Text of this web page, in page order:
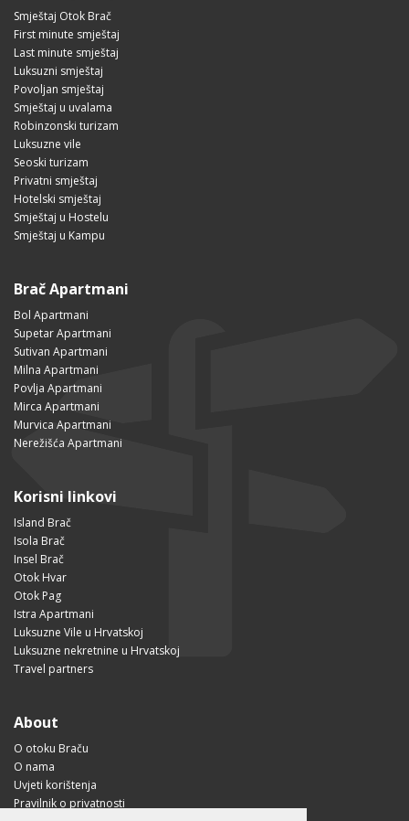
Smještaj Otok Brač
First minute smještaj
Last minute smještaj
Luksuzni smještaj
Povoljan smještaj
Smještaj u uvalama
Robinzonski turizam
Luksuzne vile
Seoski turizam
Privatni smještaj
Hotelski smještaj
Smještaj u Hostelu
Smještaj u Kampu
Brač Apartmani
Bol Apartmani
Supetar Apartmani
Sutivan Apartmani
Milna Apartmani
Povlja Apartmani
Mirca Apartmani
Murvica Apartmani
Nerežišća Apartmani
Korisni linkovi
Island Brač
Isola Brač
Insel Brač
Otok Hvar
Otok Pag
Istra Apartmani
Luksuzne Vile u Hrvatskoj
Luksuzne nekretnine u Hrvatskoj
Travel partners
About
O otoku Braču
O nama
Uvjeti korištenja
Pravilnik o privatnosti